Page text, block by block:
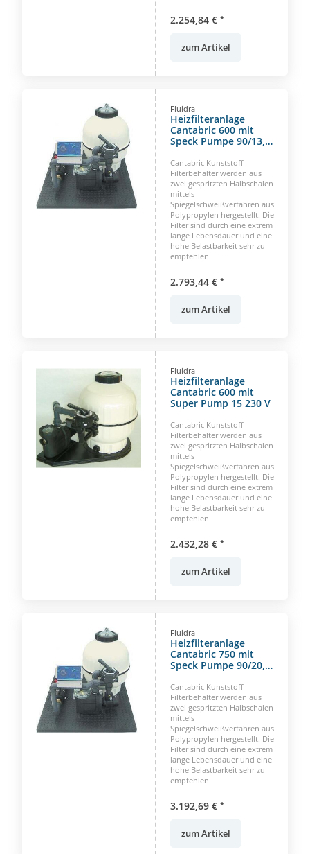
2.254,84 € *
zum Artikel
Fluidra
Heizfilteranlage
Cantabric 600 mit
Speck Pumpe 90/13,
Cantabric Kunststoff-
Filterbehälter werden aus
zwei gespritzten Halbschalen
mittels
Spiegelschweißverfahren aus
Polypropylen hergestellt. Die
Filter sind durch eine extrem
lange Lebensdauer und eine
hohe Belastbarkeit sehr zu
empfehlen.
2.793,44 € *
zum Artikel
Fluidra
Heizfilteranlage
Cantabric 600 mit
Super Pump 15 230 V
Cantabric Kunststoff-
Filterbehälter werden aus
zwei gespritzten Halbschalen
mittels
Spiegelschweißverfahren aus
Polypropylen hergestellt. Die
Filter sind durch eine extrem
lange Lebensdauer und eine
hohe Belastbarkeit sehr zu
empfehlen.
2.432,28 € *
zum Artikel
Fluidra
Heizfilteranlage
Cantabric 750 mit
Speck Pumpe 90/20,
Cantabric Kunststoff-
Filterbehälter werden aus
zwei gespritzten Halbschalen
mittels
Spiegelschweißverfahren aus
Polypropylen hergestellt. Die
Filter sind durch eine extrem
lange Lebensdauer und eine
hohe Belastbarkeit sehr zu
empfehlen.
3.192,69 € *
zum Artikel